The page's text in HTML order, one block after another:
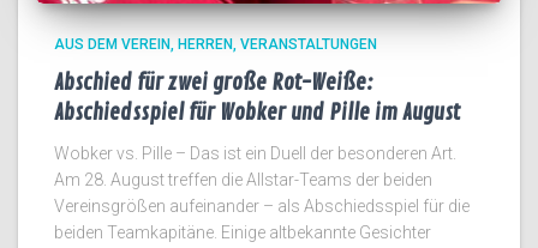
AUS DEM VEREIN HERREN VERANSTALTUNGEN
Abschied für zwei große Rot-Weiße:
Abschiedsspiel für Wobker und Pille im August
Wobker vs. Pille – Das ist ein Duell der besonderen Art.
Am 28. August treffen die Allstar-Teams der beiden
Vereinsgrößen aufeinander – als Abschiedsspiel für die
beiden Teamkapitäne. Einige altbekannte Gesichter